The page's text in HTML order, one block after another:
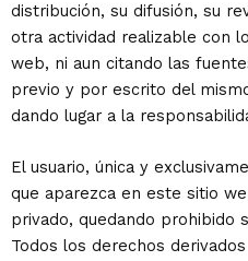
distribución, su difusión, su
otra actividad realizable con
web, ni aun citando las
previo y por escrito del
dando lugar a la
El usuario, única y
que aparezca en este sitio
privado, quedando prohibido
Todos los derechos